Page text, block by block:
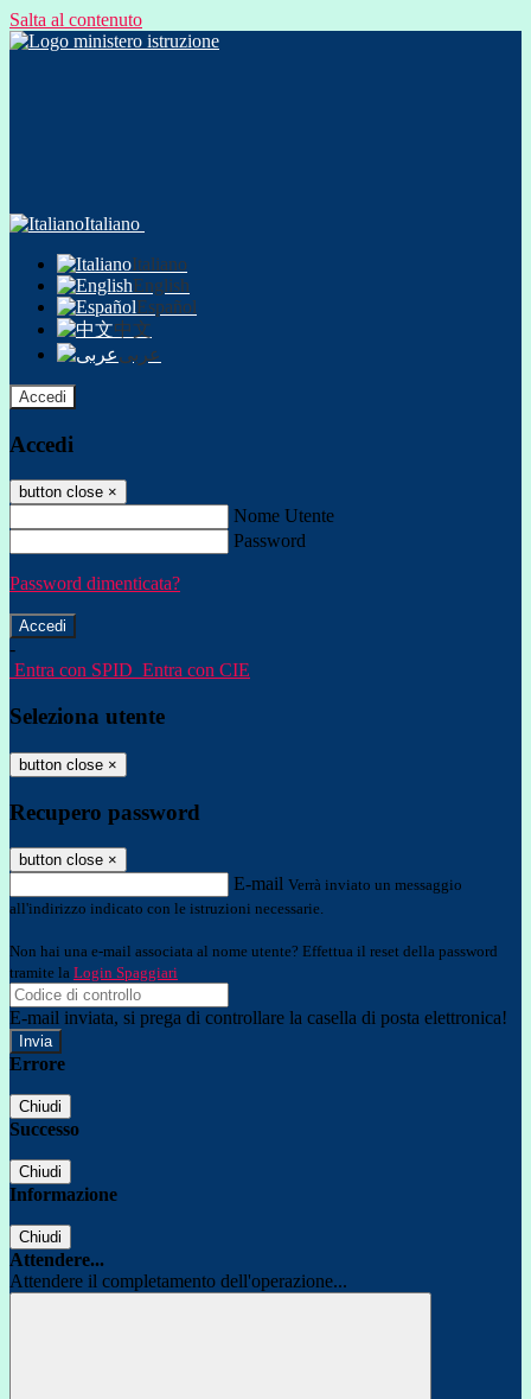
Salta al contenuto
Italiano
Italiano
English
Español
中文
عربى
Accedi
Accedi
button close ×
Nome Utente
Password
Password dimenticata?
-
Entra con SPID Entra con CIE
Seleziona utente
button close ×
Recupero password
button close ×
E-mail Verrà inviato un messaggio
all'indirizzo indicato con le istruzioni necessarie.
Non hai una e-mail associata al nome utente? Effettua il reset della password
tramite la Login Spaggiari
E-mail inviata, si prega di controllare la casella di posta elettronica!
Errore
Chiudi
Successo
Chiudi
Informazione
Chiudi
Attendere...
Attendere il completamento dell'operazione...